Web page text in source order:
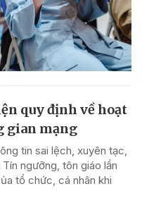
quy định về hoạt
gian mạng
tin sai lệch, xuyên tạc,
ngưỡng, tôn giáo lần
tổ chức, cá nhân khi